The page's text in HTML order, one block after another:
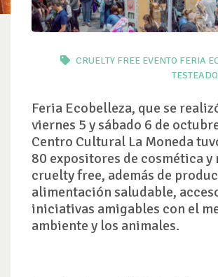
CRUELTY FREE EVENTO FERIA
Feria Ecobelleza, que se
viernes 5 y sábado 6 de
Centro Cultural La Moneda
80 expositores de cosmética
cruelty free, además de
alimentación saludable,
iniciativas amigables con el
ambiente y los animales.